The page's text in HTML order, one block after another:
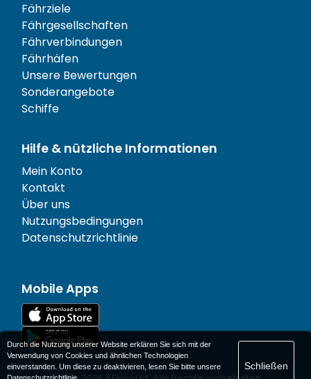
Fährziele
Fährgesellschaften
Fährverbindungen
Fährhäfen
Unsere Bewertungen
Sonderangebote
Schiffe
Hilfe & nützliche Informationen
Mein Konto
Kontakt
Über uns
Nutzungsbedingungen
Datenschutzrichtlinie
Mobile Apps
Durch die Nutzung unserer Website erklären Sie sich mit der
Verwendung von Cookies und ähnlichen Technologien
einverstanden. Um diese zu deaktivieren, lesen Sie bitte unsere
Schließen